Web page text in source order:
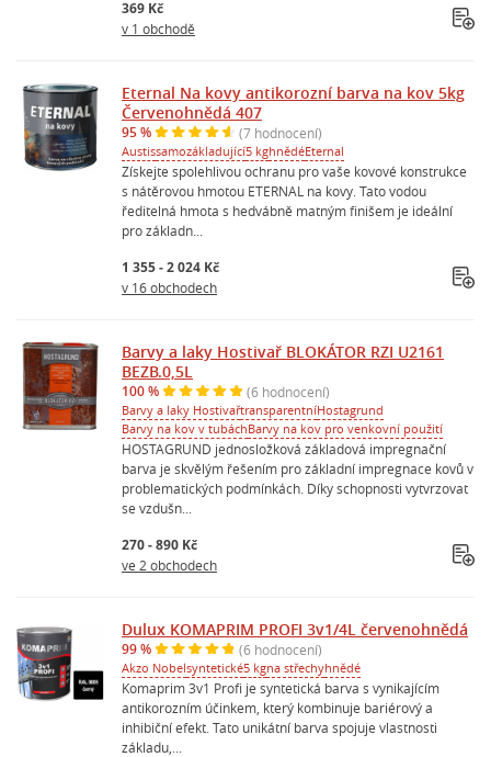
369 Kč
v 1 obchodě
Eternal Na kovy antikorozní barva na kov 5kg
Červenohnědá 407
95 % (7 hodnocení)
Austissamozákladující5 kghnědéEternal
Získejte spolehlivou ochranu pro vaše kovové konstrukce
s nátěrovou hmotou ETERNAL na kovy. Tato vodou
ředitelná hmota s hedvábně matným finišem je ideální
pro základn...
1 355 - 2 024 Kč
v 16 obchodech
Barvy a laky Hostivař BLOKÁTOR RZI U2161
BEZB.0,5L
100 % (6 hodnocení)
Barvy a laky HostivařtransparentníHostagrund
Barvy na kov v tubáchBarvy na kov pro venkovní použití
HOSTAGRUND jednosložková základová impregnační
barva je skvělým řešením pro základní impregnace kovů v
problematických podmínkách. Díky schopnosti vytvrzovat
se vzdušn...
270 - 890 Kč
ve 2 obchodech
Dulux KOMAPRIM PROFI 3v1/4L červenohnědá
99 % (6 hodnocení)
Akzo Nobelsyntetické5 kgna střechyhnědé
Komaprim 3v1 Profi je syntetická barva s vynikajícím
antikorozním účinkem, který kombinuje bariérový a
inhibiční efekt. Tato unikátní barva spojuje vlastnosti
základu,...